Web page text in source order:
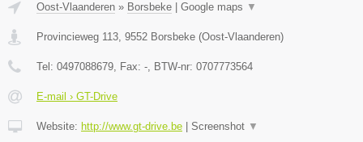
Oost-Vlaanderen » Borsbeke Google maps ▼
Provincieweg 113, 9552 Borsbeke (Oost-Vlaanderen)
Tel: 0497088679, Fax: -, BTW-nr: 0707773564
E-mail › GT-Drive
Website: http://www.gt-drive.be Screenshot ▼